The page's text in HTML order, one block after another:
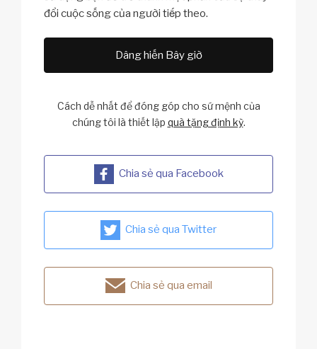
đổi cuộc sống của người tiếp theo.
Dâng hiến Bây giờ
Cách dễ nhất để đóng góp cho sứ mệnh của
chúng tôi là thiết lập quà tặng định kỳ.
Chia sẻ qua Facebook
Chia sẻ qua Twitter
Chia sẻ qua email